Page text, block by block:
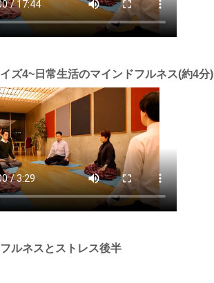
ズ4~日常生活のマインドフルネス(約4分)
ルネスとストレス後半